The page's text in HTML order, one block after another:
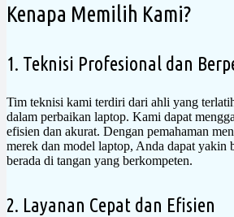
Kenapa Memilih Kami?
1. Teknisi Profesional dan
Tim teknisi kami terdiri dari ahli yang
dalam perbaikan laptop. Kami dapat
efisien dan akurat. Dengan pemahaman
merek dan model laptop, Anda dapat yakin
berada di tangan yang berkompeten.
2. Layanan Cepat dan Efisien